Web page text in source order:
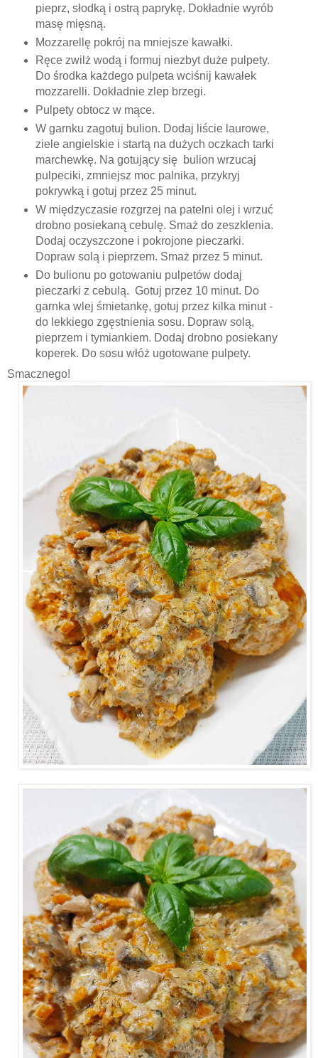
pieprz, słodką i ostrą paprykę. Dokładnie wyrób
masę mięsną.
Mozzarellę pokrój na mniejsze kawałki.
Ręce zwilż wodą i formuj niezbyt duże pulpety.
Do środka każdego pulpeta wciśnij kawałek
mozzarelli. Dokładnie zlep brzegi.
Pulpety obtocz w mące.
W garnku zagotuj bulion. Dodaj liście laurowe,
ziele angielskie i startą na dużych oczkach tarki
marchewkę. Na gotujący się bulion wrzucaj
pulpeciki, zmniejsz moc palnika, przykryj
pokrywką i gotuj przez 25 minut.
W międzyczasie rozgrzej na patelni olej i wrzuć
drobno posiekaną cebulę. Smaż do zeszklenia.
Dodaj oczyszczone i pokrojone pieczarki.
Dopraw solą i pieprzem. Smaż przez 5 minut.
Do bulionu po gotowaniu pulpetów dodaj
pieczarki z cebulą. Gotuj przez 10 minut. Do
garnka wlej śmietankę, gotuj przez kilka minut -
do lekkiego zgęstnienia sosu. Dopraw solą,
pieprzem i tymiankiem. Dodaj drobno posiekany
koperek. Do sosu włóż ugotowane pulpety.
Smacznego!